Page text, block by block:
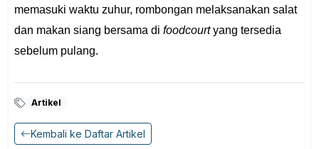
memasuki waktu zuhur, rombongan melaksanakan salat
dan makan siang bersama di foodcourtyang tersedia
sebelum pulang.
Artikel
Kembali ke Daftar Artikel